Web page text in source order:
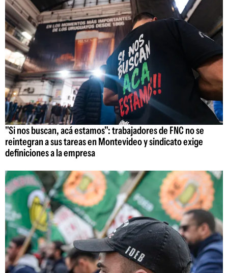
"Si nos buscan, acá estamos": trabajadores de FNC no se
reintegran a sus tareas en Montevideo y sindicato exige
definiciones a la empresa